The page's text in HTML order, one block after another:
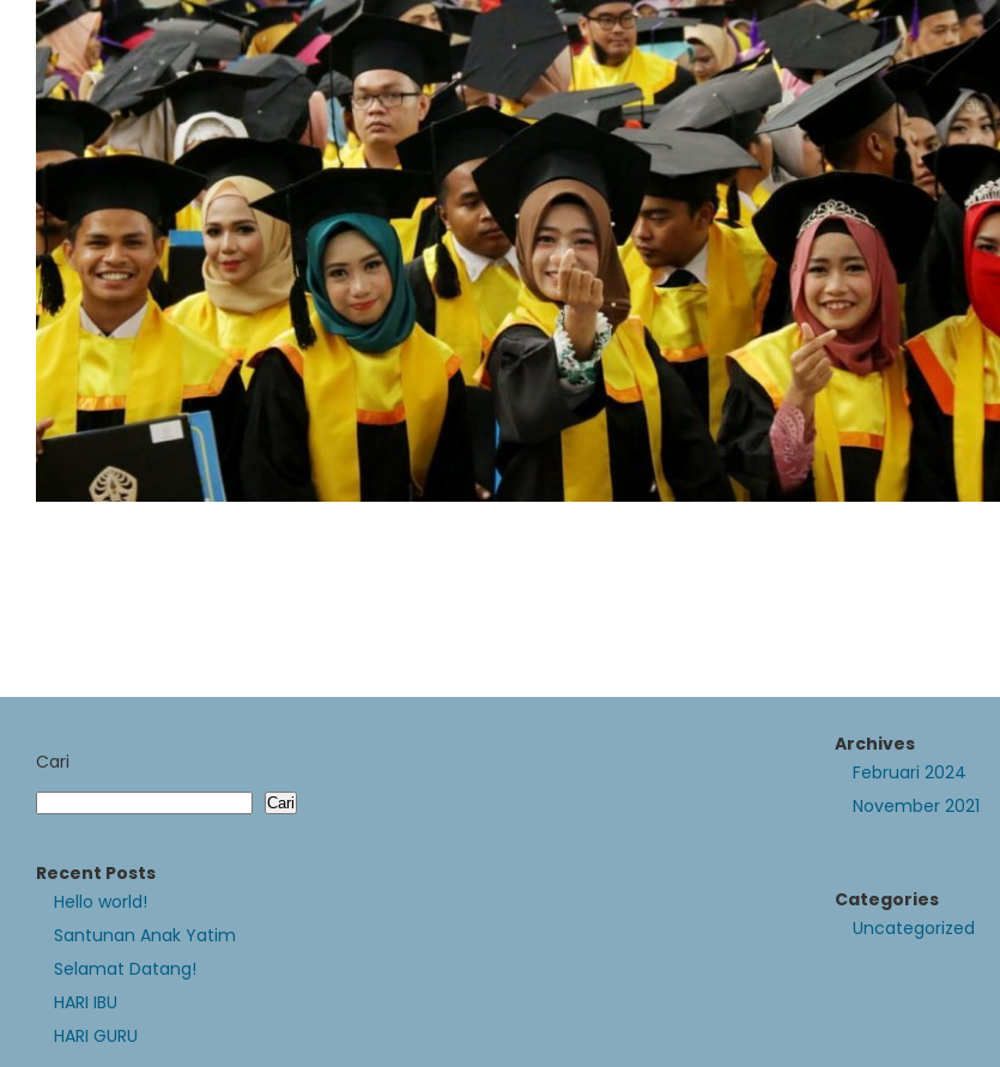
Cari
Cari
Recent Posts
Hello world!
Santunan Anak Yatim
Selamat Datang!
HARI IBU
HARI GURU
Archives
Februari 2024
November 2021
Categories
Uncategorized